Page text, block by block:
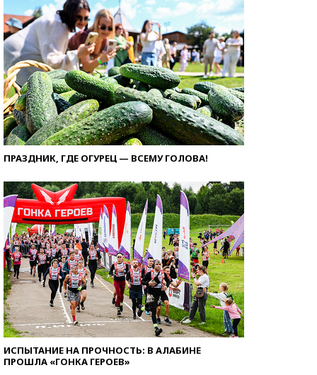
ПРАЗДНИК, ГДЕ ОГУРЕЦ — ВСЕМУ ГОЛОВА!
ИСПЫТАНИЕ НА ПРОЧНОСТЬ: В АЛАБИНЕ
ПРОШЛА «ГОНКА ГЕРОЕВ»